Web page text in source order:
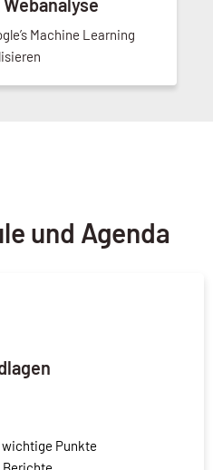
Machine Learning
und Agenda
wichtige Punkte